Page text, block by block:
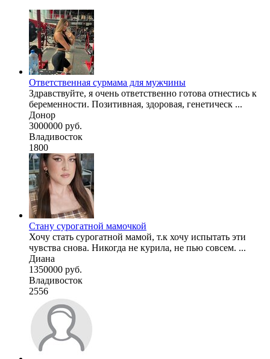
Ответственная сурмама для мужчины
Здравствуйте, я очень ответственно готова отнестись к
беременности. Позитивная, здоровая, генетическ ...
Донор
3000000 руб.
Владивосток
1800
Стану сурогатной мамочкой
Хочу стать сурогатной мамой, т.к хочу испытать эти
чувства снова. Никогда не курила, не пью совсем. ...
Диана
1350000 руб.
Владивосток
2556